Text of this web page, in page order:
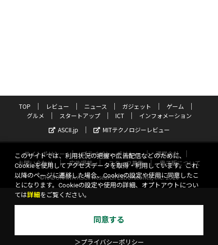
TOP レビュー ニュース ガジェット
ゲーム
グルメ
スタートアップ ICT
インフォメーション
ASCII.jp
MITテクノロジーレビュー
サイトポリシー プライバシーポリシー
運営会社
お問い合わせ
広告掲載 スタッフ募集
電子版について
©KADOKAWA ASCII Research Laboratories, Inc. 2026
このサイトでは、利用状況の把握や広告配信などのために、
Cookieを使用してアクセスデータを取得・利用しています。これ
以降のページに遷移した場合、Cookieの設定や使用に同意したこ
とになります。Cookieの設定や使用の詳細、オプトアウトについ
ては詳細 をご覧ください。
同意する
＞プライバシーポリシー